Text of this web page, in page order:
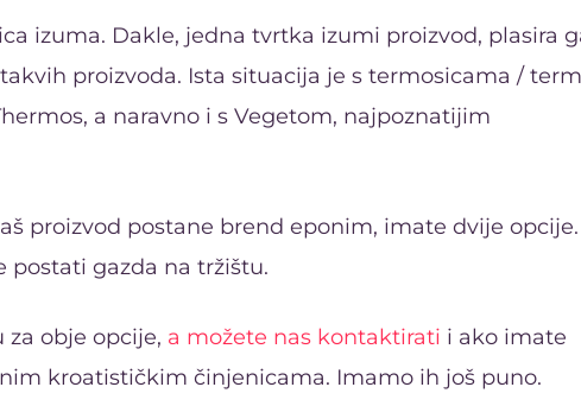
izuma. Dakle, jedna tvrtka izumi proizvod, plasira
proizvoda. Ista situacija je s termosicama /
a naravno i s Vegetom, najpoznatijim
proizvod postane brend eponim, imate dvije
postati gazda na tržištu.
obje opcije, a možete nas kontaktirati i ako imate
kroatističkim činjenicama. Imamo ih još puno.